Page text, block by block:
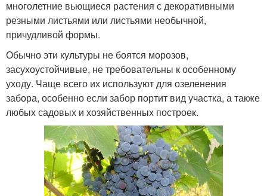
многолетние вьющиеся растения с декоративными
резными листьями или листьями необычной,
причудливой формы.
Обычно эти культуры не боятся морозов,
засухоустойчивые, не требовательны к особенному
уходу. Чаще всего их используют для озеленения
забора, особенно если забор портит вид участка, а также
любых садовых и хозяйственных построек.